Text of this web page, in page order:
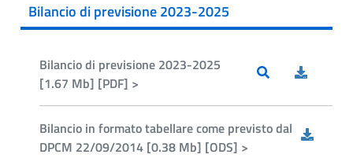
Bilancio di previsione 2023-2025
Bilancio di previsione 2023-2025
[1.67 Mb] [PDF] >
Bilancio in formato tabellare come previsto dal
DPCM 22/09/2014 [0.38 Mb] [ODS] >